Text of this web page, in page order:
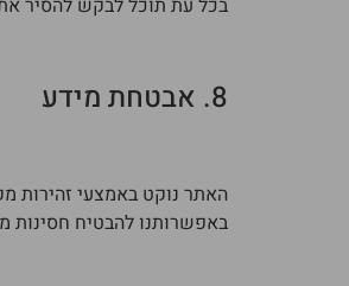
8. אבטחת מידע
באפשרותנו להבטיח חסינות